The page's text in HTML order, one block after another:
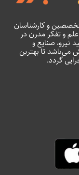
و کارشناسان
و تفکر مدرن در
نیرو، صنایع و
می‌باشد تا بهترین
گردد.